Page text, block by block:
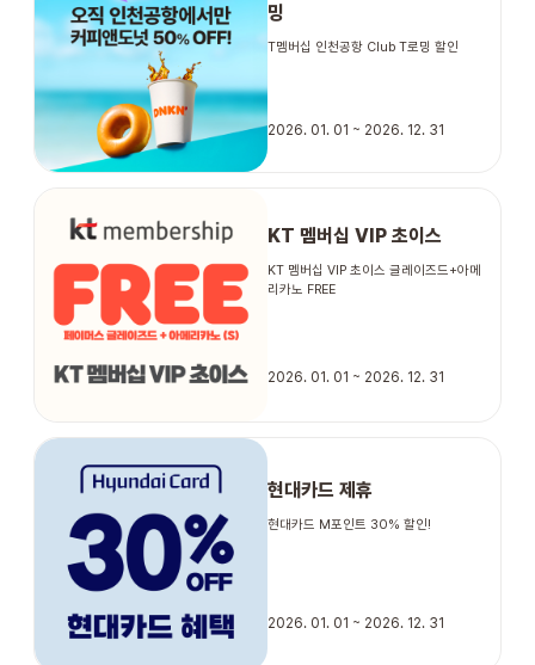
STORE
ORDER
밍
T멤버십 인천공항 Club T로밍 할인
2026. 01. 01 ~ 2026. 12. 31
KT 멤버십 VIP 초이스
KT 멤버십 VIP 초이스 글레이즈드+아메
리카노 FREE
2026. 01. 01 ~ 2026. 12. 31
현대카드 제휴
현대카드 M포인트 30% 할인!
2026. 01. 01 ~ 2026. 12. 31